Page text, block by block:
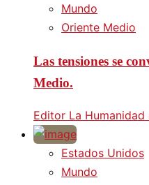
Mundo
Oriente Medio
Las tensiones se
Medio.
Editor La Humanidad
Estados Unidos
Mundo